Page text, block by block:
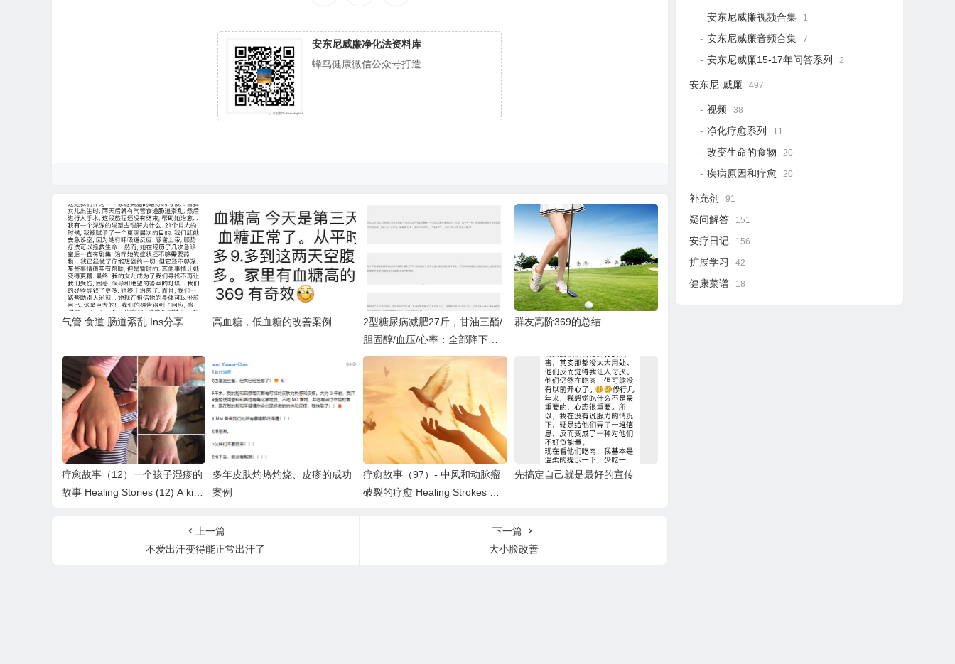
安东尼威廉净化法资料库
蜂鸟健康微信公众号打造
气管 食道 肠道紊乱 Ins分享 高血糖，低血糖的改善案例
2型糖尿病减肥27斤，甘油三酯/
胆固醇/血压/心率：全部降下来
了
群友高阶369的总结
疗愈故事（12）一个孩子湿疹的
故事 Healing Stories (12) A ki
多年皮肤灼热灼烧、皮疹的成功
案例
疗愈故事（97）- 中风和动脉瘤
破裂的疗愈 Healing Strokes ＆
先搞定自己就是最好的宣传
上一篇
不爱出汗变得能正常出汗了
下一篇
大小脸改善
安东尼威廉视频合集 1
安东尼威廉音频合集 7
安东尼威廉15-17年问答系列 2
安东尼·威廉 497
视频 38
净化疗愈系列 11
改变生命的食物 20
疾病原因和疗愈 20
补充剂 91
疑问解答 151
安疗日记 156
扩展学习 42
健康菜谱 18